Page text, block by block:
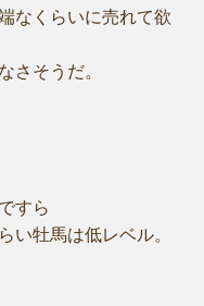
なくらいに売れて欲
さそうだ。
すら
い牡馬は低レベル。